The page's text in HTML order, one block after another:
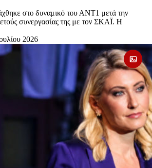
στο δυναμικό του ΑΝΤ1 μετά την
συνεργασίας της με τον ΣΚΑΪ. Η
2026